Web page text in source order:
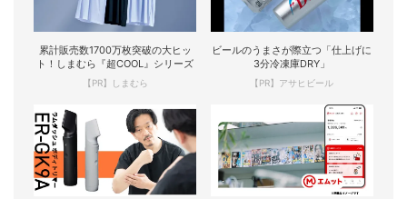
累計販売数1700万枚突破の大ヒッ
ト！しまむら『超COOL』シリーズ
【PR】しまむら
ビールのうまさが際立つ「仕上げに
3分冷凍庫DRY」
【PR】アサヒビール